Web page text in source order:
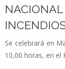
Se celebrará en
10,00 horas, en el